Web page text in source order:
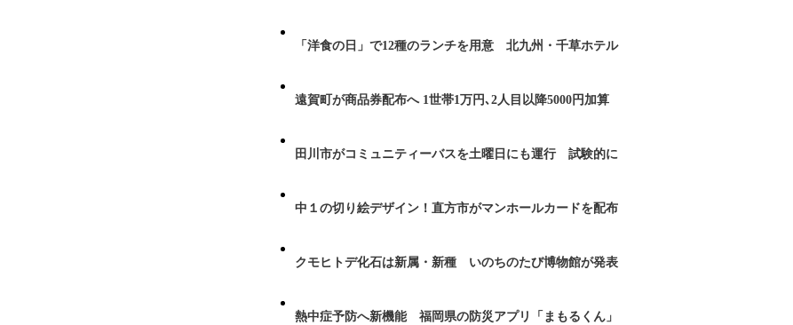
「洋食の日」で12種のランチを用意 北九州・千草ホテル
遠賀町が商品券配布へ 1世帯1万円､2人目以降5000円加算
田川市がコミュニティーバスを土曜日にも運行 試験的に
中１の切り絵デザイン！直方市がマンホールカードを配布
クモヒトデ化石は新属・新種 いのちのたび博物館が発表
熱中症予防へ新機能 福岡県の防災アプリ「まもるくん」